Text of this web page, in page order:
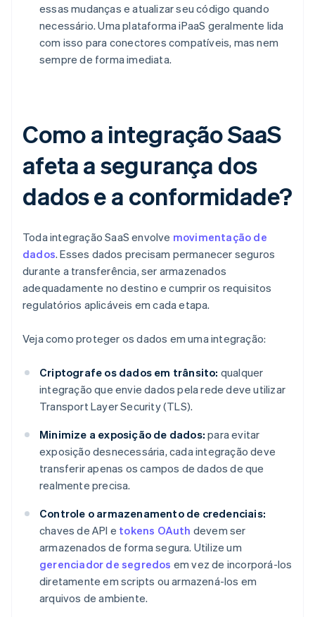
essas mudanças e atualizar seu código quando
necessário. Uma plataforma iPaaS geralmente lida
com isso para conectores compatíveis, mas nem
sempre de forma imediata.
Como a integração SaaS
afeta a segurança dos
dados e a conformidade?
Toda integração SaaS envolve movimentação de
dados. Esses dados precisam permanecer seguros
durante a transferência, ser armazenados
adequadamente no destino e cumprir os requisitos
regulatórios aplicáveis em cada etapa.
Veja como proteger os dados em uma integração:
Criptografe os dados em trânsito: qualquer
integração que envie dados pela rede deve utilizar
Transport Layer Security (TLS).
Minimize a exposição de dados: para evitar
exposição desnecessária, cada integração deve
transferir apenas os campos de dados de que
realmente precisa.
Controle o armazenamento de credenciais:
chaves de API e tokens OAuth devem ser
armazenados de forma segura. Utilize um
gerenciador de segredos em vez de incorporá-los
diretamente em scripts ou armazená-los em
arquivos de ambiente.